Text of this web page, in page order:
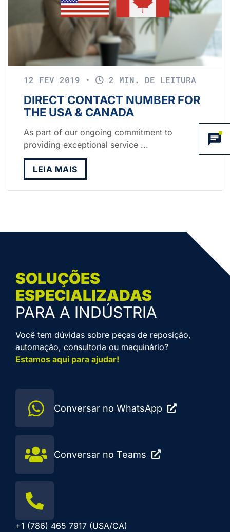
12 FEV 2019 • 2 MIN. DE LEITURA
DIRECT CONTACT NUMBER FOR
THE USA & CANADA
As part of our ongoing commitment to
providing exceptional service ...
LEIA MAIS
SOLUÇÕES
ESPECIALIZADAS
PARA A INDÚSTRIA
Você tem dúvidas sobre peças de reposição,
automação, consultoria ou maquinário?
Estamos aqui para ajudar!
Conversar no WhatsApp
Conversar no Teams
+1 (786) 465 7917 (USA/CA)